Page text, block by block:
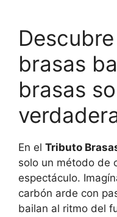
brasas
brasas
En el Tributo
solo un método de
espectáculo.
carbón arde con
bailan al ritmo del